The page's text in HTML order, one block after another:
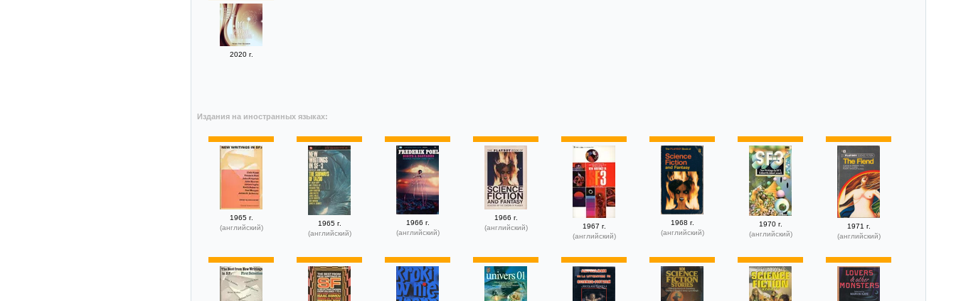
2020 г.
Издания на иностранных языках:
1965 г.
(английский)
1965 г.
(английский)
1966 г.
(английский)
1966 г.
(английский)
1967 г.
(английский)
1968 г.
(английский)
1970 г.
(английский)
1971 г.
(английский)